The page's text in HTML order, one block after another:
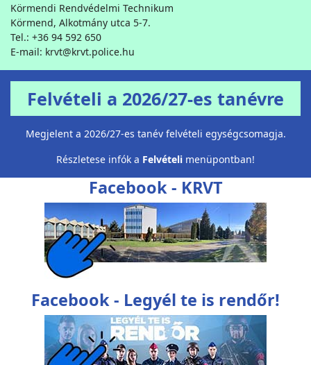
Körmendi Rendvédelmi Technikum
Körmend, Alkotmány utca 5-7.
Tel.: +36 94 592 650
E-mail: krvt@krvt.police.hu
Felvételi a 2026/27-es tanévre
Megjelent a 2026/27-es tanév felvételi egységcsomagja.
Részletese infók a Felvételi menüpontban!
Facebook - KRVT
Facebook - Legyél te is rendőr!